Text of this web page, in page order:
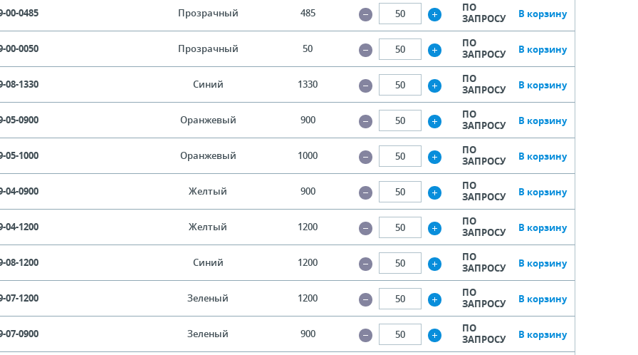
00-0485 Прозрачный 485
ПО
ЗАПРОСУ
В корзину
00-0050 Прозрачный 50
ПО
ЗАПРОСУ
В корзину
08-1330 Синий 1330
ПО
ЗАПРОСУ
В корзину
05-0900 Оранжевый 900
ПО
ЗАПРОСУ
В корзину
05-1000 Оранжевый 1000
ПО
ЗАПРОСУ
В корзину
04-0900 Желтый 900
ПО
ЗАПРОСУ
В корзину
04-1200 Желтый 1200
ПО
ЗАПРОСУ
В корзину
08-1200 Синий 1200
ПО
ЗАПРОСУ
В корзину
07-1200 Зеленый 1200
ПО
ЗАПРОСУ
В корзину
07-0900 Зеленый 900
ПО
ЗАПРОСУ
В корзину